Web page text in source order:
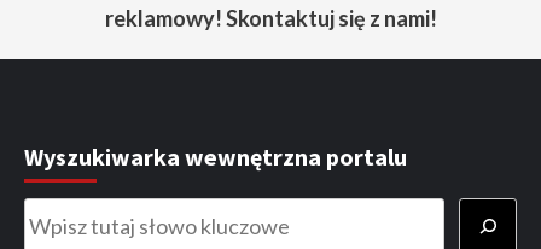
reklamowy! Skontaktuj się z nami!
Wyszukiwarka wewnętrzna portalu
Szukaj